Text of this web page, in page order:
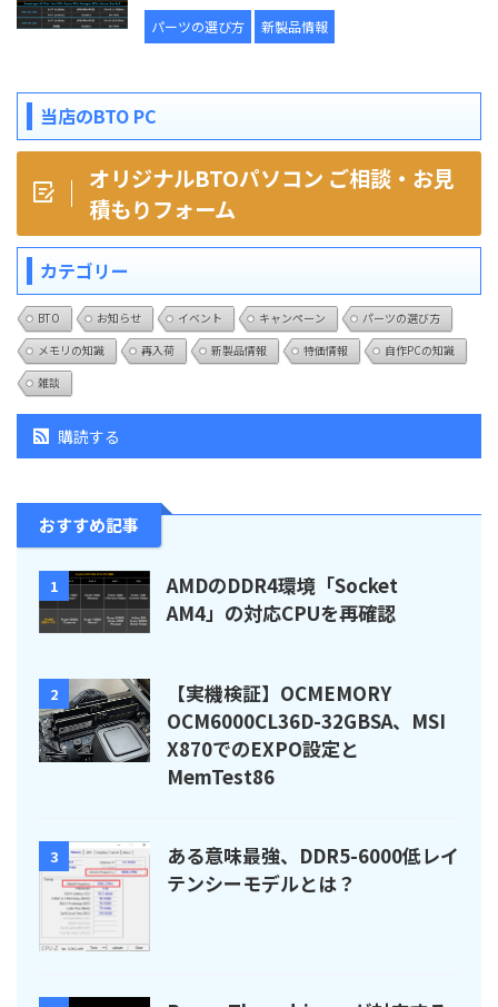
パーツの選び方 新製品情報
当店のBTO PC
オリジナルBTOパソコン ご相談・お見
積もりフォーム
カテゴリー
BTO お知らせ イベント キャンペーン
パーツの選び方
メモリの知識
再入荷 新製品情報 特価情報
自作PCの知識
雑談
購読する
おすすめ記事
1
AMDのDDR4環境「Socket
AM4」の対応CPUを再確認
2
【実機検証】OCMEMORY
OCM6000CL36D-32GBSA、MSI
X870でのEXPO設定と
MemTest86
3
ある意味最強、DDR5-6000低レイ
テンシーモデルとは？